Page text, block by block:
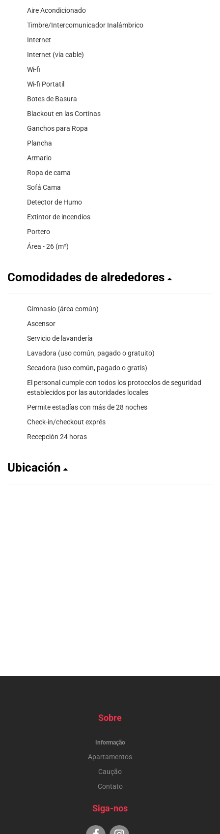
Aire Acondicionado
Timbre/Intercomunicador Inalámbrico
Internet
Internet (vía cable)
Wi-fi
Wi-fi Portatil
Botes de Basura
Blackout en las Cortinas
Ganchos para Ropa
Plancha
Armario
Ropa de cama
Sofá Cama
Detector de Humo
Extintor de incendios
Portero
Área - 26 (m²)
Comodidades de alrededores
Gimnasio (área común)
Ascensor
Servicio de lavandería
Lavadora (uso común, pagado o gratuito)
Secadora (uso común, pagado o gratis)
El personal cumple con todos los protocolos de seguridad
establecidos por las autoridades locales
Permite estadías con más de 28 noches
Check-in/checkout exprés
Recepción 24 horas
Ubicación
Sobre
Informação
Apartamentos
Caução
Contato
Siga-nos